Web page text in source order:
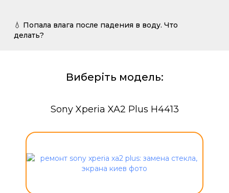
💧 Попала влага после падения в воду. Что
делать?
Виберіть модель:
Sony Xperia XA2 Plus H4413